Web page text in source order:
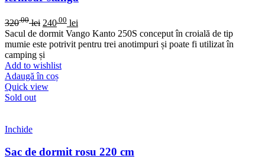
320.00 lei 240 .00 lei
Sacul de dormit Vango Kanto 250S conceput în croială de tip
mumie este potrivit pentru trei anotimpuri și poate fi utilizat în
camping și
Add to wishlist
Adaugă în coș
Quick view
Sold out
Inchide
Sac de dormit rosu 220 cm